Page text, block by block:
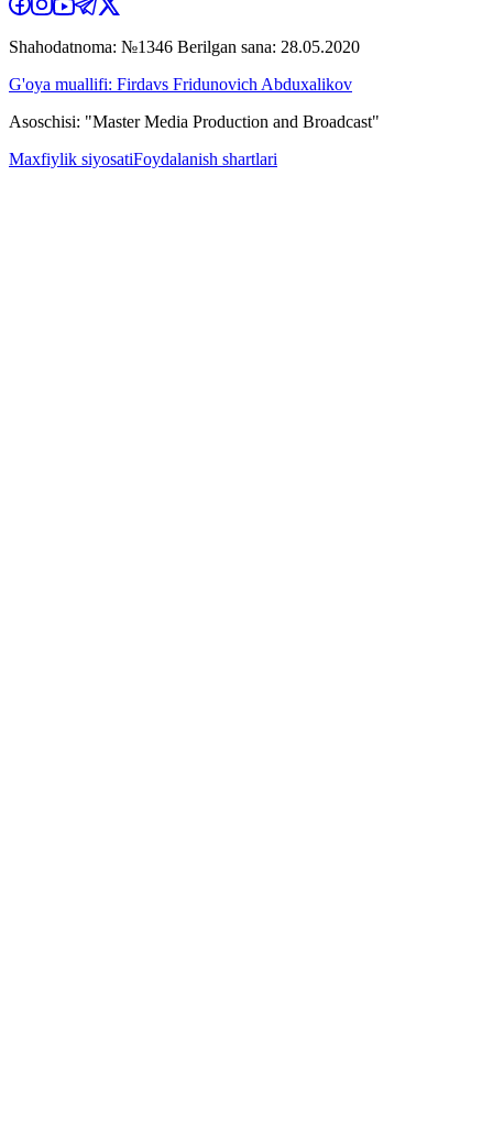
Shahodatnoma: №1346 Berilgan sana: 28.05.2020
G'oya muallifi: Firdavs Fridunovich Abduxalikov
Asoschisi: "Master Media Production and Broadcast"
Maxfiylik siyosatiFoydalanish shartlari